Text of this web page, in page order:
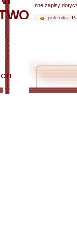
Inne zapisy
polemika: